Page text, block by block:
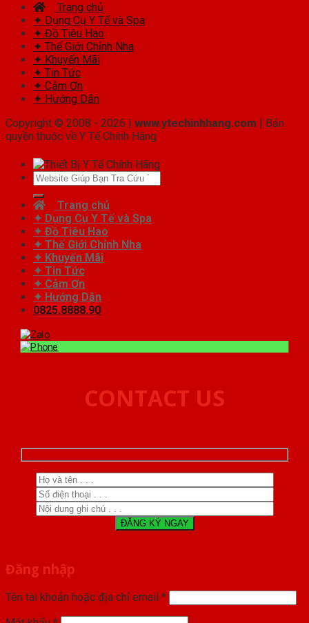
Trang chủ
✦ Dụng Cụ Y Tế và Spa
✦ Đồ Tiêu Hao
✦ Thế Giới Chỉnh Nha
✦ Khuyến Mãi
✦ Tin Tức
✦ Cảm Ơn
✦ Hướng Dẫn
Copyright © 2008 - 2026 |
www.ytechinhhang.com | Bản
quyền thuộc về Y Tế Chính Hãng
Tìm
Trang chủ
✦ Dụng Cụ Y Tế và Spa
✦ Đồ Tiêu Hao
✦ Thế Giới Chỉnh Nha
✦ Khuyến Mãi
✦ Tin Tức
✦ Cảm Ơn
✦ Hướng Dẫn
0825.8888.90
CONTACT US
Đăng nhập
Tên tài khoản hoặc địa chỉ email *